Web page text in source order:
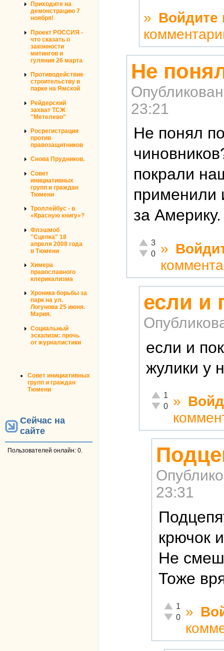
Приходите на
демонстрацию 7
ноября!
Проект РОССИЯ -
что сказать о
законности
митингов и
гуляния 26 марта
Противодействие
строительству в
парке на Ямской
Рейдерский
захват ТСЖ
"Метелево"
Росрегистрация
против
правозащитников
Снова Прудников.
Совет
инициативных
групп и граждан
Тюмени
Троллейбус - в
«Красную книгу»?
Флэшмоб
"Сцепка" 18
апреля 2008 года
в Тюмени
Химера
православного
клерикализма
Хроника борьбы за
парк на ул.
Логунова 25 июня.
Мэрия.
Социальный
эскапизм: прочь
от журналистики
Совет инициативных
групп и граждан
Тюмени
Сейчас на
сайте
Пользователей онлайн: 0.
» Войдите
Не
23:21
Не понял
покрали
применили
за Америку.
Отлично!
3
Неадекватно!
0 »
если и
если и
жулики у
Отлично!
1
Неадекватно!
0 »
23:31
крючок
Не
Тоже
Отлично!
1
Неадекватно!
0 »